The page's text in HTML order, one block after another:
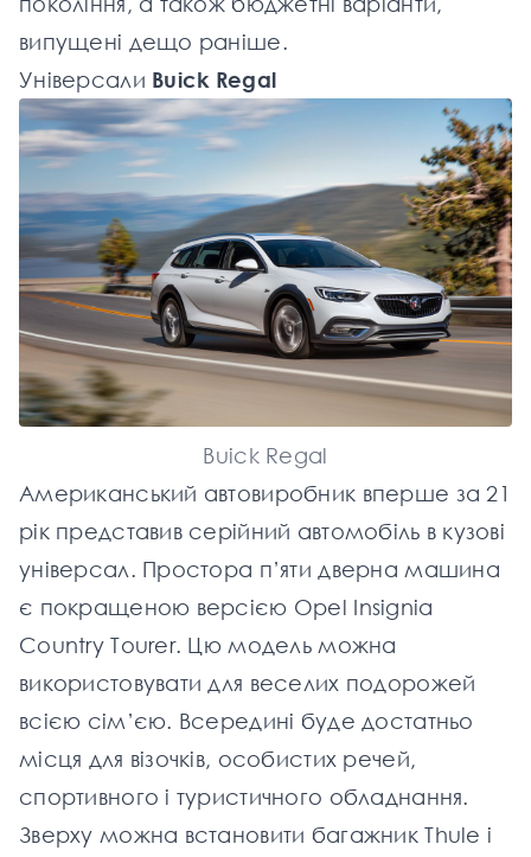
випущені дещо раніше.
Універсали Buick Regal
Buick Regal
Американський автовиробник вперше за 21
рік представив серійний автомобіль в кузові
універсал. Простора п’яти дверна машина
є покращеною версією Opel Insignia
Country Tourer. Цю модель можна
використовувати для веселих подорожей
всією сім’єю. Всередині буде достатньо
місця для візочків, особистих речей,
спортивного і туристичного обладнання.
Зверху можна встановити багажник Thule і